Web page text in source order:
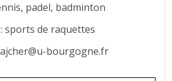
padel, badminton
sports de raquettes
bourgogne.fr